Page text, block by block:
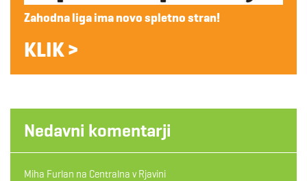
Zahodna liga ima novo spletno stran!
KLIK >
Nedavni komentarji
Miha Furlan na Centralna v Rjavini